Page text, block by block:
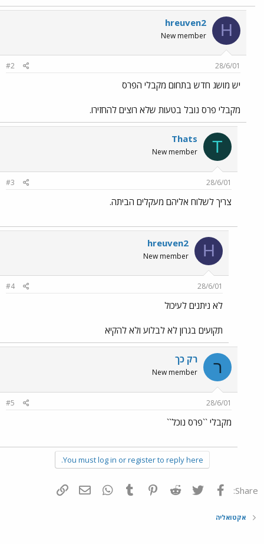
H
hreuven2
New member
28/6/01
#2
יש מושג חדש בתחום מקבלי הפרס
מקבלי פרס נובל בטעות שלא רוצים להחזירו.
T
Thats
New member
28/6/01
#3
צריך לשלוח אליהם מעקלים הביתה.
H
hreuven2
New member
28/6/01
#4
לא ניתנים לעיכול
תקועים בגרון לא לבלוע ולא להקיא
ר רק כך
New member
28/6/01
#5
מקבלי ``פרס נוכל``
You must log in or register to reply here.
Share: פייסבוק Twitter
Reddit
Pinterest
Tumblr
WhatsAppדואר אלקטרוני
אקטואליה